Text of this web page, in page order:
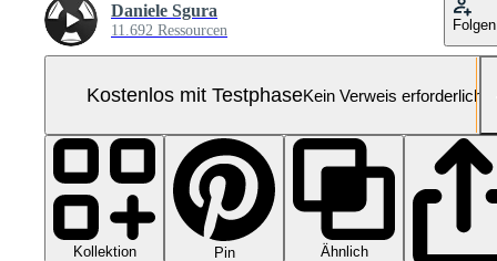
Daniele Sgura
11.692 Ressourcen Folgen
Kostenlos mit TestphaseKein Verweis erforderlich
Kollektion Pin
Ähnlich